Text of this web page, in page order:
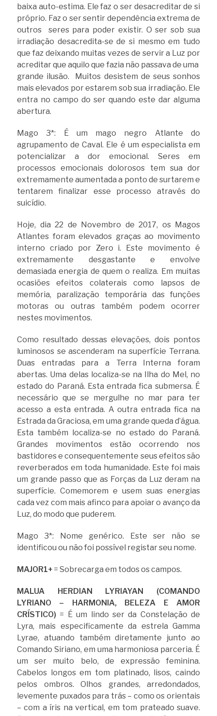
baixa auto-estima. Ele faz o ser desacreditar de si
próprio. Faz o ser sentir dependência extrema de
outros seres para poder existir. O ser sob sua
irradiação desacredita-se de si mesmo em tudo
que faz deixando muitas vezes de servir a Luz por
acreditar que aquilo que fazia não passava de uma
grande ilusão. Muitos desistem de seus sonhos
mais elevados por estarem sob sua irradiação. Ele
entra no campo do ser quando este dar alguma
abertura.
Mago 3*: É um mago negro Atlante do
agrupamento de Caval. Ele é um especialista em
potencializar a dor emocional. Seres em
processos emocionais dolorosos tem sua dor
extremamente aumentada a ponto de surtarem e
tentarem finalizar esse processo através do
suicídio.
Hoje, dia 22 de Novembro de 2017, os Magos
Atlantes foram elevados graças ao movimento
interno criado por Zero i. Este movimento é
extremamente desgastante e envolve
demasiada energia de quem o realiza. Em muitas
ocasiões efeitos colaterais como lapsos de
memória, paralização temporária das funções
motoras ou outras também podem ocorrer
nestes movimentos.
Como resultado dessas elevações, dois pontos
luminosos se ascenderam na superfície Terrana.
Duas entradas para a Terra Interna foram
abertas. Uma delas localiza-se na Ilha do Mel, no
estado do Paraná. Esta entrada fica submersa. É
necessário que se mergulhe no mar para ter
acesso a esta entrada. A outra entrada fica na
Estrada da Graciosa, em uma grande queda d’água.
Esta também localiza-se no estado do Paraná.
Grandes movimentos estão ocorrendo nos
bastidores e consequentemente seus efeitos são
reverberados em toda humanidade. Este foi mais
um grande passo que as Forças da Luz deram na
superfície. Comemorem e usem suas energias
cada vez com mais afinco para apoiar o avanço da
Luz, do modo que puderem.
Mago 3*: Nome genérico. Este ser não se
identificou ou não foi possível registar seu nome.
MAJOR1+ = Sobrecarga em todos os campos.
MALUA HERDIAN LYRIAYAN (COMANDO
LYRIANO – HARMONIA, BELEZA E AMOR
CRÍSTICO) = É um lindo ser da Constelação de
Lyra, mais especificamente da estrela Gamma
Lyrae, atuando também diretamente junto ao
Comando Siriano, em uma harmoniosa parceria. É
um ser muito belo, de expressão feminina.
Cabelos longos em tom platinado, lisos, caindo
pelos ombros. Olhos grandes, arredondados,
levemente puxados para trás – como os orientais
– com a íris na vertical, em tom prateado suave.